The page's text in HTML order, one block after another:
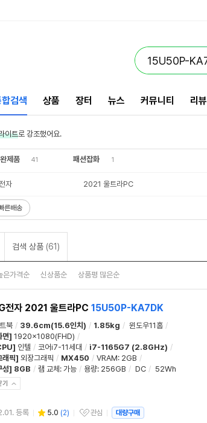
검색 상품 장터 뉴스 커뮤니티 리뷰
이트로 강조했어요.
제품 41 패션잡화 1
자 2021 울트라PC
른배송
검색 상품 (61)
은가격순 신상품순 상품평 많은순
전자 2021 울트라PC 15U50P-KA7DK
북 / 39.6cm(15.6인치) / 1.85kg / 윈도우11홈 /
면] 1920x1080(FHD) /
인텔 / 코어i7-11세대 / i7-1165G7 (2.8GHz) /
래픽] 외장그래픽 / MX450 / VRAM: 2GB /
성] 8GB / 램 교체 : 가능 / 용량: 256GB / DC / 52Wh
기
등록 5.0 (2)
관심상품
관심 대량구매